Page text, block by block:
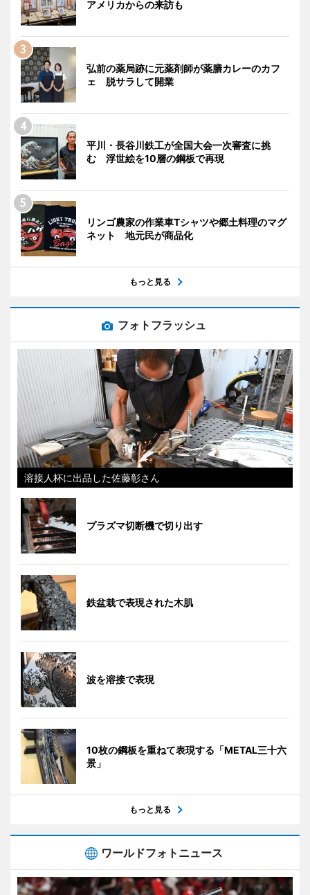
アメリカからの来訪も
弘前の薬局跡に元薬剤師が薬膳カレーのカフ
ェ 脱サラして開業
平川・長谷川鉄工が全国大会一次審査に挑
む 浮世絵を10層の鋼板で再現
リンゴ農家の作業車Tシャツや郷土料理のマグ
ネット 地元民が商品化
もっと見る
フォトフラッシュ
溶接人杯に出品した佐藤彰さん
プラズマ切断機で切り出す
鉄盆栽で表現された木肌
波を溶接で表現
10枚の鋼板を重ねて表現する「METAL三十六
景」
もっと見る
ワールドフォトニュース